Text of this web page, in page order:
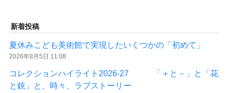
新着投稿
夏休みこども美術館で実現したいくつかの「初めて」
2026年8月5日 11:08
コレクションハイライト2026-27 「＋と－」と「花
と銃」と、時々、ラブストーリー